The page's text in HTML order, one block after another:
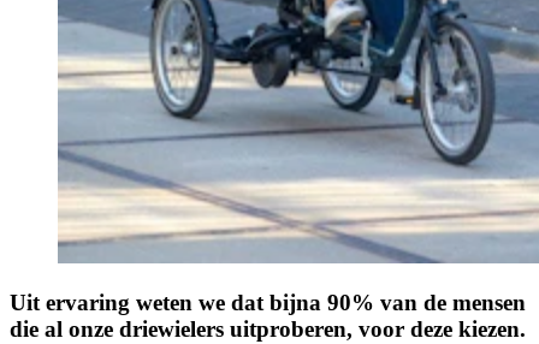
Uit ervaring weten we dat bijna 90% van de mensen
die al onze driewielers uitproberen, voor deze kiezen.